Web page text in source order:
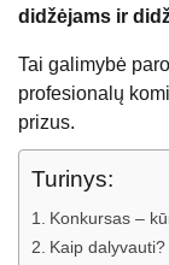
didžėjams ir
Tai galimybė
profesionalų
prizus.
Turinys:
Konkursas –
Kaip dalyvauti?